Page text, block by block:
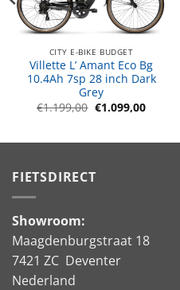
CITY E-BIKE BUDGET
Villette L’ Amant Eco Bg
10.4Ah 7sp 28 inch Dark
Grey
€1.199,00 Oorspronkelijke
prijs
€1.099,00Huidige
prijs
FIETSDIRECT
Showroom:
Maagdenburgstraat 18
7421 ZC Deventer
Nederland